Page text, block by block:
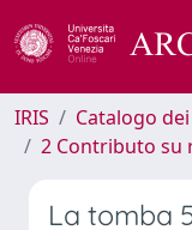
IRIS
Catalogo
2 Contributo su
La tomba